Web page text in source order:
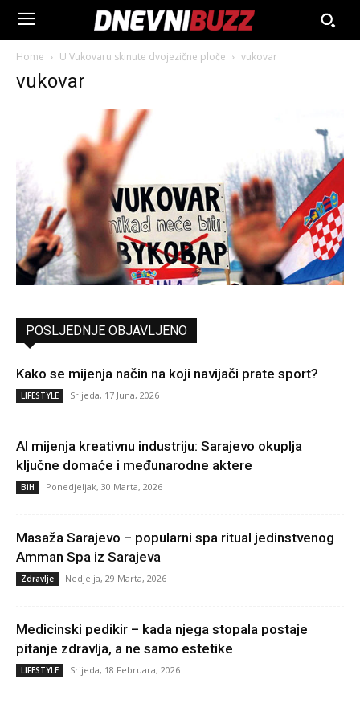
Home U Vukovaru skinute dvojezične ploče vukovar
vukovar
POSLJEDNJE OBJAVLJENO
Kako se mijenja način na koji navijači prate sport?
LIFESTYLE Srijeda, 17 Juna, 2026
AI mijenja kreativnu industriju: Sarajevo okuplja
ključne domaće i međunarodne aktere
BiH Ponedjeljak, 30 Marta, 2026
Masaža Sarajevo – popularni spa ritual jedinstvenog
Amman Spa iz Sarajeva
Zdravlje Nedjelja, 29 Marta, 2026
Medicinski pedikir – kada njega stopala postaje
pitanje zdravlja, a ne samo estetike
LIFESTYLE Srijeda, 18 Februara, 2026